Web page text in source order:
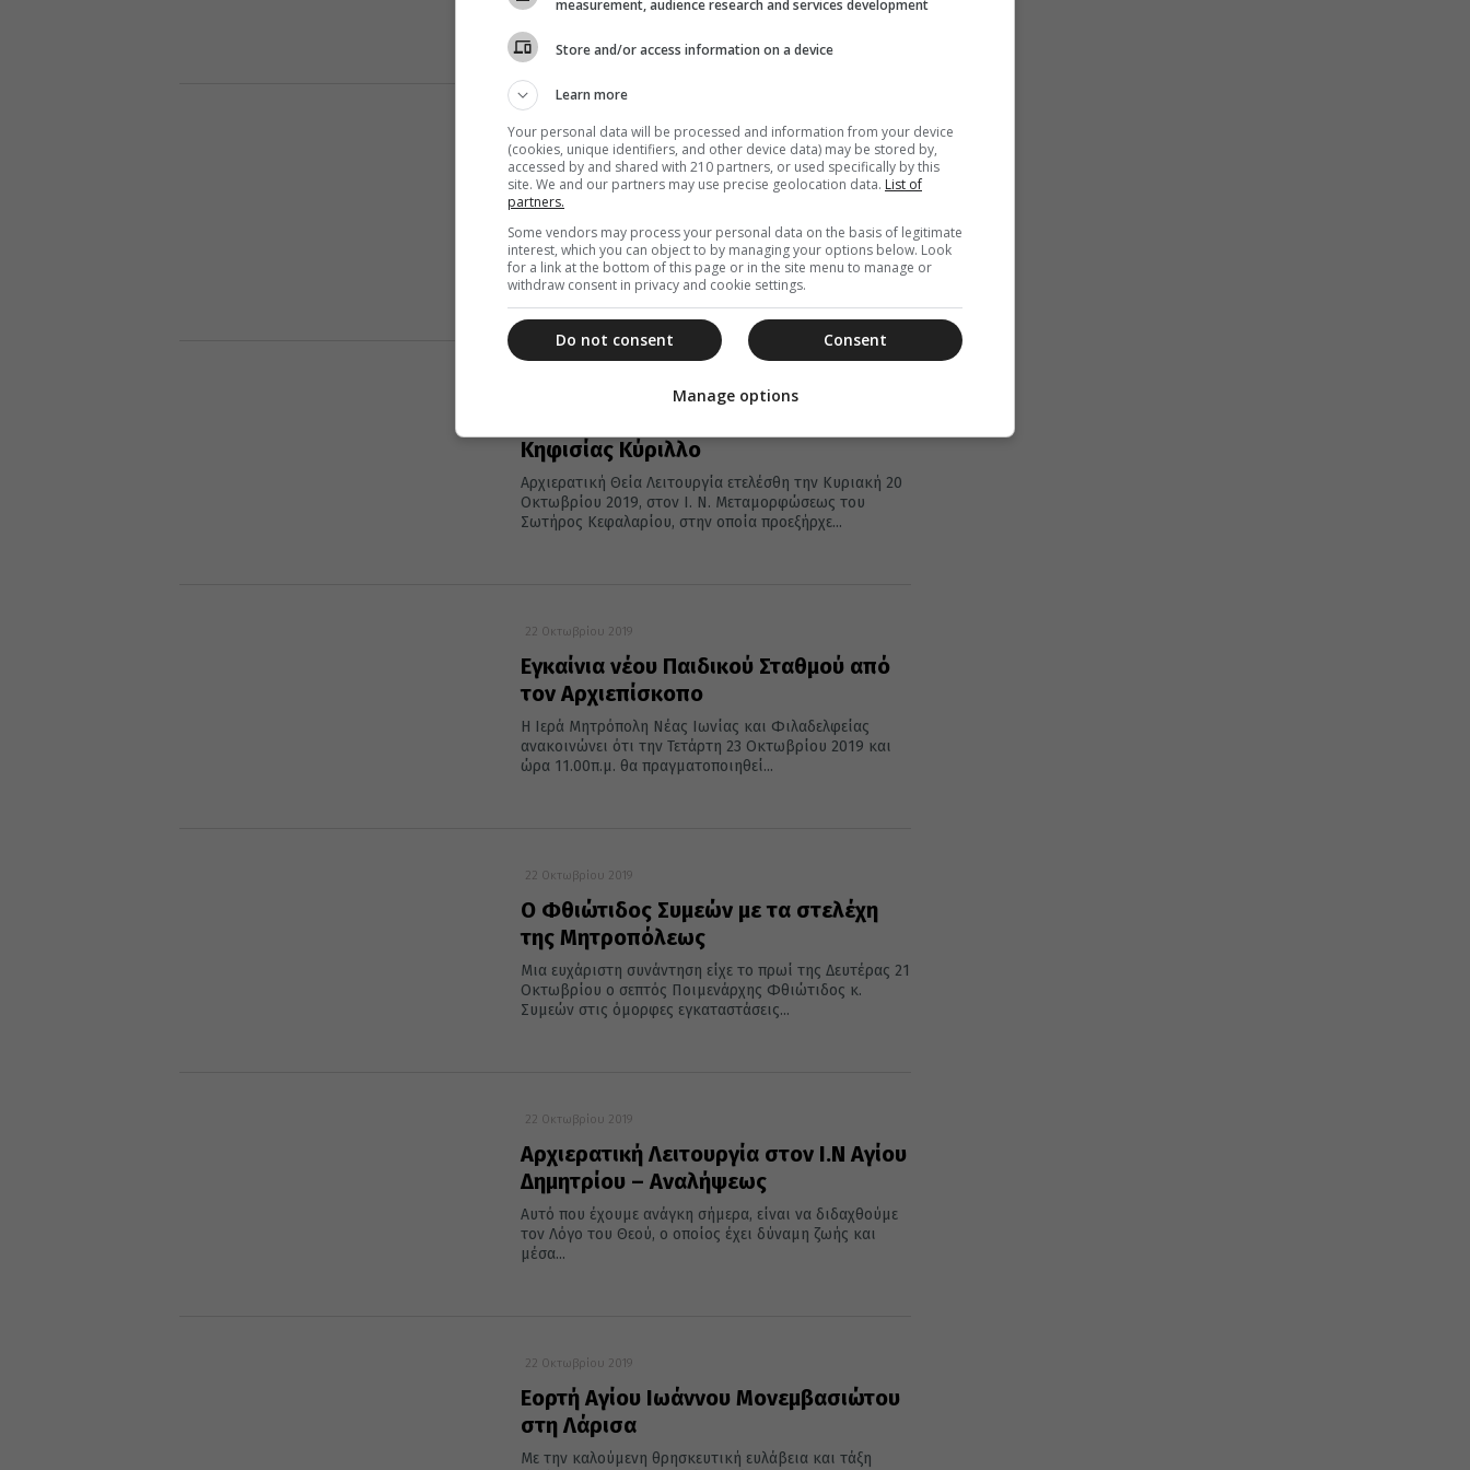
22 Οκτωβρίου 2019
Μνημόσυνο Μακαριστού
Αρχιεπισκόπου Χριστοδούλου στη
Μητρόπολη Χαλκίδος
Την Δευτέρα 21 Οκτωβρίου 2019, ημέρα κατά την οποία
η Εκκλησία μας πανηγυρίζει την ανακομιδή των Ιερών
Λειψάνων του...
Κηφισίας Κύριλλο
Αρχιερατική Θεία Λειτουργία ετελέσθη την Κυριακή 20
Οκτωβρίου 2019, στον Ι. Ν. Μεταμορφώσεως του
Σωτήρος Κεφαλαρίου, στην οποία προεξήρχε...
22 Οκτωβρίου 2019
Εγκαίνια νέου Παιδικού Σταθμού από
τον Αρχιεπίσκοπο
Η Ιερά Μητρόπολη Νέας Ιωνίας και Φιλαδελφείας
ανακοινώνει ότι την Τετάρτη 23 Οκτωβρίου 2019 και
ώρα 11.00π.μ. θα πραγματοποιηθεί...
22 Οκτωβρίου 2019
Ο Φθιώτιδος Συμεών με τα στελέχη
της Μητροπόλεως
Μια ευχάριστη συνάντηση είχε το πρωί της Δευτέρας 21
Οκτωβρίου ο σεπτός Ποιμενάρχης Φθιώτιδος κ.
Συμεών στις όμορφες εγκαταστάσεις...
22 Οκτωβρίου 2019
Αρχιερατική Λειτουργία στον Ι.Ν Αγίου
Δημητρίου – Αναλήψεως
Αυτό που έχουμε ανάγκη σήμερα, είναι να διδαχθούμε
τον Λόγο του Θεού, ο οποίος έχει δύναμη ζωής και
μέσα...
22 Οκτωβρίου 2019
Εορτή Αγίου Ιωάννου Μονεμβασιώτου
στη Λάρισα
Με την καλούμενη θρησκευτική ευλάβεια και τάξη
measurement, audience research and services development
Store and/or access information on a device
Learn more
Your personal data will be processed and information from your device
(cookies, unique identifiers, and other device data) may be stored by,
accessed by and shared with 210 partners, or used specifically by this
site. We and our partners may use precise geolocation data. List of
partners.
Some vendors may process your personal data on the basis of legitimate
interest, which you can object to by managing your options below. Look
for a link at the bottom of this page or in the site menu to manage or
withdraw consent in privacy and cookie settings.
Consent
Do not consent
Manage options